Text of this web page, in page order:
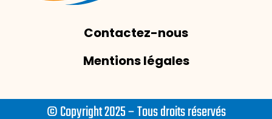
Contactez-nous
Mentions légales
© Copyright 2025 – Tous droits réservés